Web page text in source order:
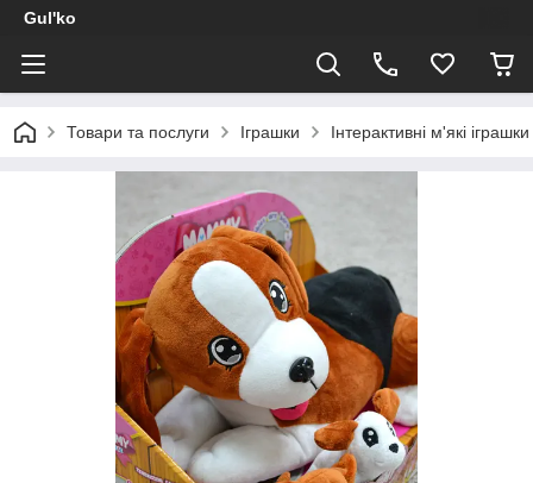
Gul'ko
Товари та послуги Іграшки Інтерактивні м'які іграшки